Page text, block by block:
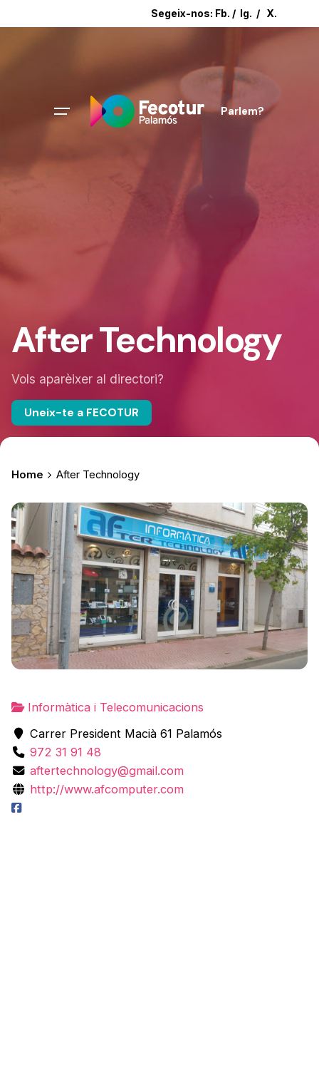
Segeix-nos: Fb. / Ig. / X.
Parlem?
After Technology
Vols aparèixer al directori?
Uneix-te a FECOTUR
Home After Technology
Informàtica i Telecomunicacions
Carrer President Macià 61 Palamós
972 31 91 48
aftertechnology@gmail.com
http://www.afcomputer.com